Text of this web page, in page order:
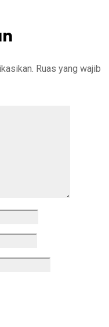
Ruas yang wajib